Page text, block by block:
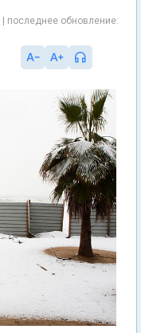
| последнее обновление: